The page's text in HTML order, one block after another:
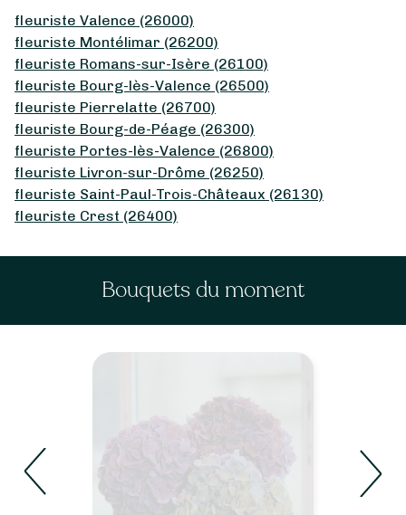
fleuriste Valence (26000)
fleuriste Montélimar (26200)
fleuriste Romans-sur-Isère (26100)
fleuriste Bourg-lès-Valence (26500)
fleuriste Pierrelatte (26700)
fleuriste Bourg-de-Péage (26300)
fleuriste Portes-lès-Valence (26800)
fleuriste Livron-sur-Drôme (26250)
fleuriste Saint-Paul-Trois-Châteaux (26130)
fleuriste Crest (26400)
Bouquets du moment
Roses